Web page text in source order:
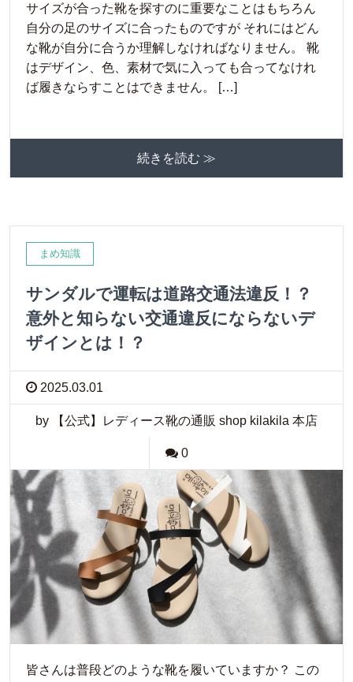
サイズが合った靴を探すのに重要なことはもちろん
自分の足のサイズに合ったものですが それにはどん
な靴が自分に合うか理解しなければなりません。 靴
はデザイン、色、素材で気に入っても合ってなけれ
ば履きならすことはできません。 […]
続きを読む ≫
まめ知識
サンダルで運転は道路交通法違反！？
意外と知らない交通違反にならないデ
ザインとは！？
2025.03.01
by 【公式】レディース靴の通販 shop kilakila 本店
0
皆さんは普段どのような靴を履いていますか？ この